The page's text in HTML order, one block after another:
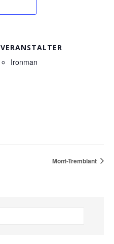
VERANSTALTER
Ironman
Mont-Tremblant